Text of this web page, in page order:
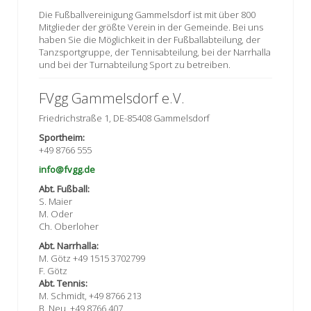
Die Fußballvereinigung Gammelsdorf ist mit über 800
Mitglieder der größte Verein in der Gemeinde. Bei uns
haben Sie die Möglichkeit in der Fußballabteilung, der
Tanzsportgruppe, der Tennisabteilung, bei der Narrhalla
und bei der Turnabteilung Sport zu betreiben.
FVgg Gammelsdorf e.V.
Friedrichstraße 1, DE-85408 Gammelsdorf
Sportheim:
+49 8766 555
info@fvgg.de
Abt. Fußball:
S. Maier
M. Oder
Ch. Oberloher
Abt. Narrhalla:
M. Götz +49 1515 3702799
F. Götz
Abt. Tennis:
M. Schmidt, +49 8766 213
B. Neu, +49 8766 407